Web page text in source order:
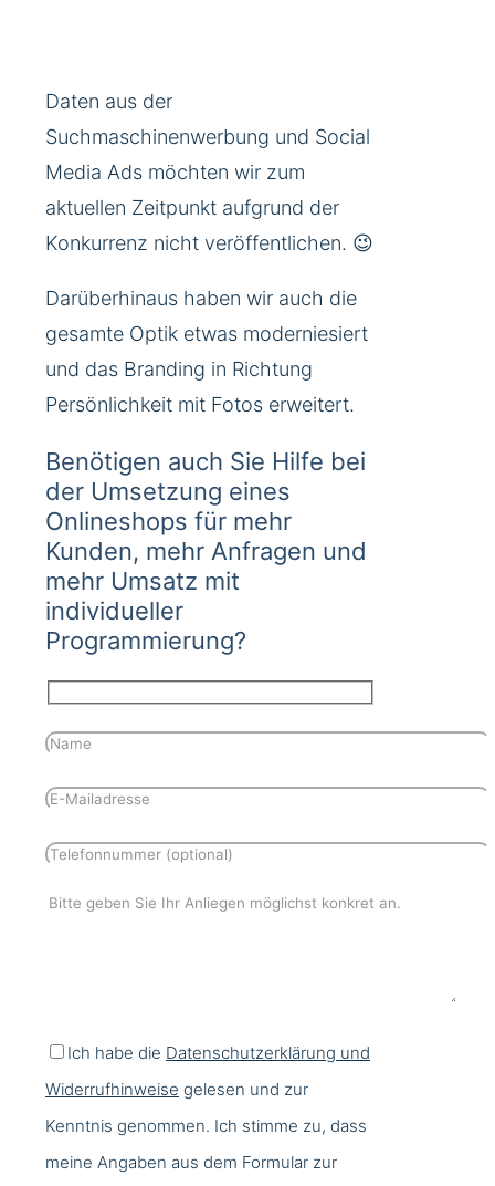
Daten aus der
Suchmaschinenwerbung und Social
Media Ads möchten wir zum
aktuellen Zeitpunkt aufgrund der
Konkurrenz nicht veröffentlichen. 😉
Darüberhinaus haben wir auch die
gesamte Optik etwas moderniesiert
und das Branding in Richtung
Persönlichkeit mit Fotos erweitert.
Benötigen auch Sie Hilfe bei
der Umsetzung eines
Onlineshops für mehr
Kunden, mehr Anfragen und
mehr Umsatz mit
individueller
Programmierung?
Ich habe die Datenschutzerklärung und
Widerrufhinweise gelesen und zur
Kenntnis genommen. Ich stimme zu, dass
meine Angaben aus dem Formular zur